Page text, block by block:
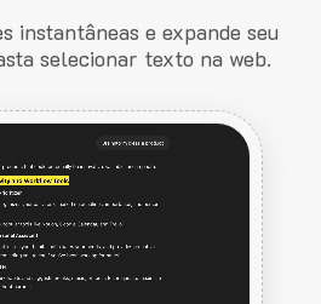
instantâneas e expande seu
selecionar texto na web.